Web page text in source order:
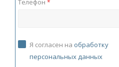
Телефон *
Я согласен на обработку
персональных данных